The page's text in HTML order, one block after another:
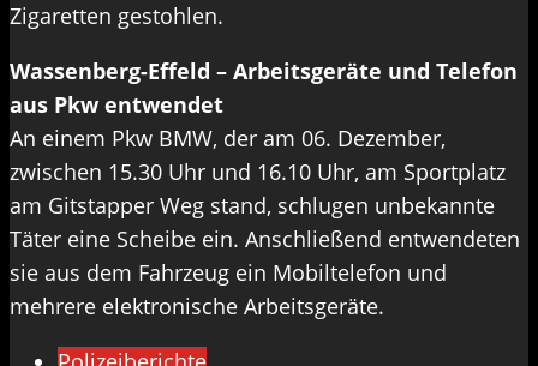
Zigaretten gestohlen.
Wassenberg-Effeld – Arbeitsgeräte und Telefon
aus Pkw entwendet
An einem Pkw BMW, der am 06. Dezember,
zwischen 15.30 Uhr und 16.10 Uhr, am Sportplatz
am Gitstapper Weg stand, schlugen unbekannte
Täter eine Scheibe ein. Anschließend entwendeten
sie aus dem Fahrzeug ein Mobiltelefon und
mehrere elektronische Arbeitsgeräte.